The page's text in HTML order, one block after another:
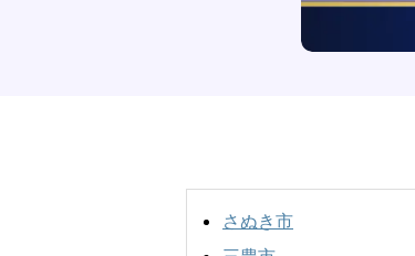
さぬき市